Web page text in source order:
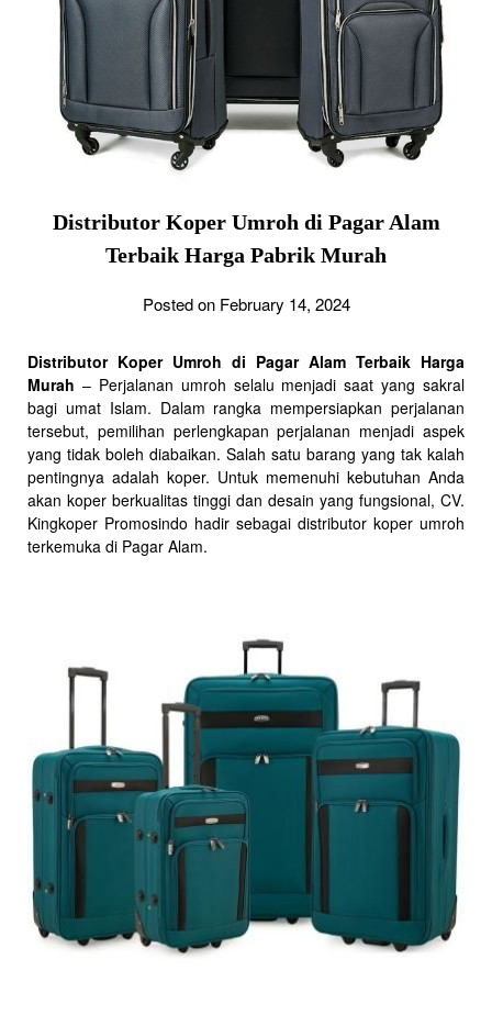
Distributor Koper Umroh di Pagar Alam
Terbaik Harga Pabrik Murah
Posted on February 14, 2024
Distributor Koper Umroh di Pagar Alam Terbaik Harga
Murah – Perjalanan umroh selalu menjadi saat yang sakral
bagi umat Islam. Dalam rangka mempersiapkan perjalanan
tersebut, pemilihan perlengkapan perjalanan menjadi aspek
yang tidak boleh diabaikan. Salah satu barang yang tak kalah
pentingnya adalah koper. Untuk memenuhi kebutuhan Anda
akan koper berkualitas tinggi dan desain yang fungsional, CV.
Kingkoper Promosindo hadir sebagai distributor koper umroh
terkemuka di Pagar Alam.